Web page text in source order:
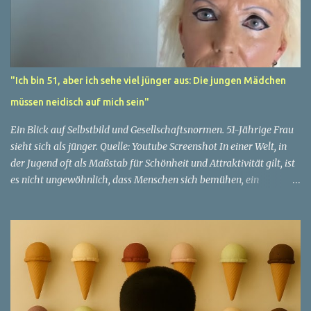
"Ich bin 51, aber ich sehe viel jünger aus: Die jungen Mädchen
müssen neidisch auf mich sein"
Ein Blick auf Selbstbild und Gesellschaftsnormen. 51-Jährige Frau
sieht sich als jünger. Quelle: Youtube Screenshot In einer Welt, in
der Jugend oft als Maßstab für Schönheit und Attraktivität gilt, ist
es nicht ungewöhnlich, dass Menschen sich bemühen, ein
faszinierendes Beispiel für diese Diskrepanz ist die Geschichte
einer 51-jährigen Frau, deren Überzeugung von ihrem Aussehen
sie dazu bringt, sich jünger zu fühlen, als die Gesellschaft sie
wahrnimmt. Diese Frau, deren Name aus Datenschutzgründen